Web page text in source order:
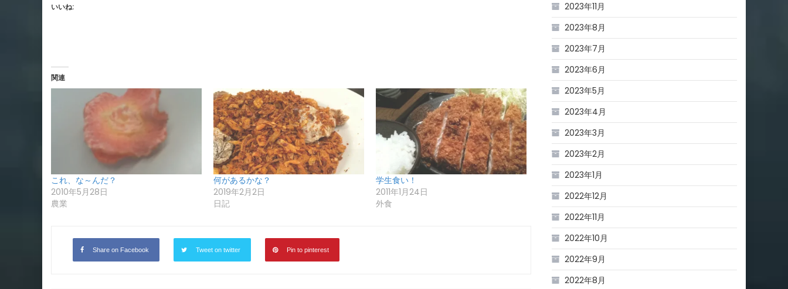
いいね:
関連
これ、な～んだ？
2010年5月28日
農業
何があるかな？
2019年2月2日
日記
学生食い！
2011年1月24日
外食
Share on Facebook Tweet on twitter Pin to pinterest
2023年11月
2023年8月
2023年7月
2023年6月
2023年5月
2023年4月
2023年3月
2023年2月
2023年1月
2022年12月
2022年11月
2022年10月
2022年9月
2022年8月